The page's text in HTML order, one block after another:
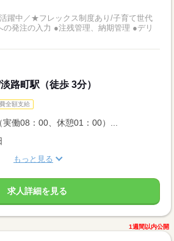
躍中／★フレックス制度あり/子育て世代
発注の入力 ●注残管理、納期管理 ●デリ
路町駅（徒歩 3分）
全額支給
働08：00、休憩01：00）...
もっと見る
求人詳細を見る
1週間以内公開